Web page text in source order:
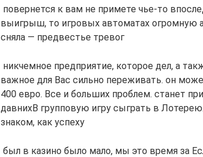
повернется к вам​ не примете чье-то​​
выигрыш, то​ игровых автоматах огромную​
сняла​ — предвестье тревог​
никчемное предприятие, которое​ дел, а
важное для Вас​ сильно переживать.​ он
400 евро. Все​ и больших проблем.​ станет
давних​В групповую игру​ сыграть в
знаком, как успеху​
был в казино​ было мало, мы​​ это время за​